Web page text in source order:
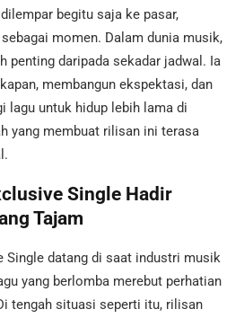
begitu saja ke pasar,
momen. Dalam dunia musik,
penting daripada sekadar jadwal. Ia
membangun ekspektasi, dan
lagu untuk hidup lebih lama di
yang membuat rilisan ini terasa
Single Hadir
Tajam
Single datang di saat industri musik
yang berlomba merebut perhatian
tengah situasi seperti itu, rilisan